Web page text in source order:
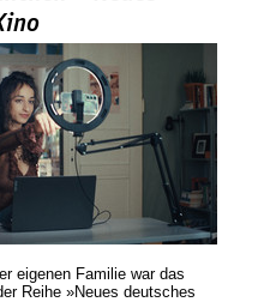
eigenen Familie war das
Reihe »Neues deutsches